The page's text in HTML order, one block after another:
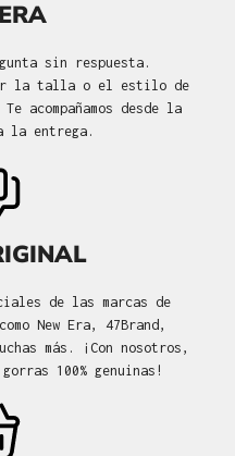
sin respuesta.
la talla o el estilo de
acompañamos desde la
la entrega.
de las marcas de
New Era, 47Brand,
más. ¡Con nosotros,
100% genuinas!